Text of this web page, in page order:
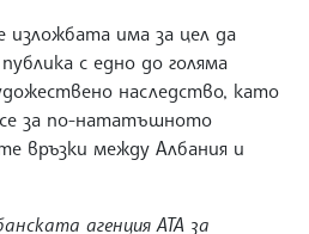
изложбата има за цел да
с едно до голяма
наследство, като
за по-нататъшното
връзки между Албания и
агенция АТА за